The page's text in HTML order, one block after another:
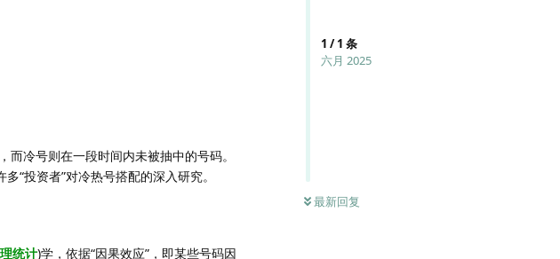
1 /1 条
六月 2025
最新回复
冷号则在一段时间内未被抽中的号码。
“投资者”对冷热号搭配的深入研究。
统计)学，依据“因果效应”，即某些号码因